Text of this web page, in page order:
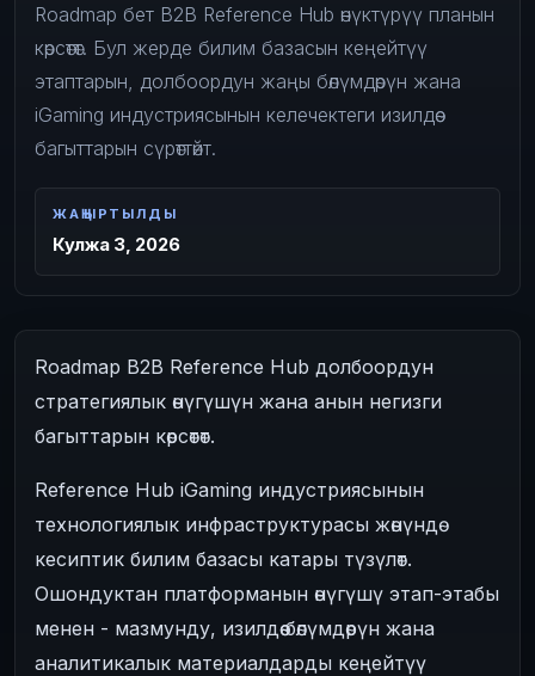
Roadmap бет B2B Reference Hub өнүктүрүү планын
көрсөтөт. Бул жерде билим базасын кеңейтүү
этаптарын, долбоордун жаңы бөлүмдөрүн жана
iGaming индустриясынын келечектеги изилдөө
багыттарын сүрөттөйт.
ЖАҢЫРТЫЛДЫ
Кулжа 3, 2026
Roadmap B2B Reference Hub долбоордун
стратегиялык өнүгүшүн жана анын негизги
багыттарын көрсөтөт.
Reference Hub iGaming индустриясынын
технологиялык инфраструктурасы жөнүндө
кесиптик билим базасы катары түзүлөт.
Ошондуктан платформанын өнүгүшү этап-этабы
менен - мазмунду, изилдөө бөлүмдөрүн жана
аналитикалык материалдарды кеңейтүү